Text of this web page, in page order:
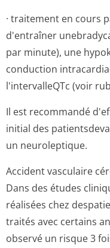
· traitement en cours
d'entraîner
par minute), une
conduction
l'intervalleQTc (voir
Il est recommandé
initial des
un neuroleptique.
Accident vasculaire
Dans des études
réalisées chez
traités avec certains
observé un risque 3